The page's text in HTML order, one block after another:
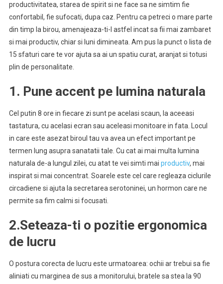
productivitatea, starea de spirit si ne face sa ne simtim fie
confortabil, fie sufocati, dupa caz. Pentru ca petreci o mare parte
din timp la birou, amenajeaza-ti-l astfel incat sa fii mai zambaret
si mai productiv, chiar si luni dimineata. Am pus la punct o lista de
15 sfaturi care te vor ajuta sa ai un spatiu curat, aranjat si totusi
plin de personalitate.
1. Pune accent pe lumina naturala
Cel putin 8 ore in fiecare zi sunt pe acelasi scaun, la aceeasi
tastatura, cu acelasi ecran sau aceleasi monitoare in fata. Locul
in care este asezat biroul tau va avea un efect important pe
termen lung asupra sanatatii tale. Cu cat ai mai multa lumina
naturala de-a lungul zilei, cu atat te vei simti mai productiv, mai
inspirat si mai concentrat. Soarele este cel care regleaza ciclurile
circadiene si ajuta la secretarea serotoninei, un hormon care ne
permite sa fim calmi si focusati.
2.Seteaza-ti o pozitie ergonomica
de lucru
O postura corecta de lucru este urmatoarea: ochii ar trebui sa fie
aliniati cu marginea de sus a monitorului, bratele sa stea la 90